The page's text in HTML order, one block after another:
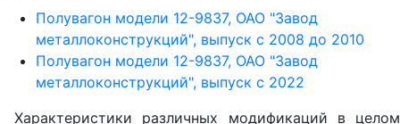
Полувагон модели 12-9837, ОАО "Завод
металлоконструкций", выпуск с 2008 до 2010
Полувагон модели 12-9837, ОАО "Завод
металлоконструкций", выпуск с 2022
Характеристики различных модификаций в целом